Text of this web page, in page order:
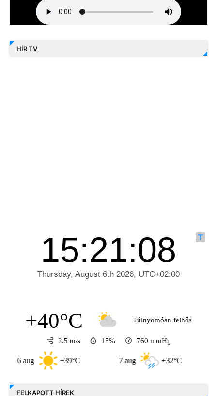
HÍR TV
+40°C Túlnyomóan felhős
2.5 m/s 15% 760 mmHg
+39°C +32°C
FELKAPOTT HÍREK